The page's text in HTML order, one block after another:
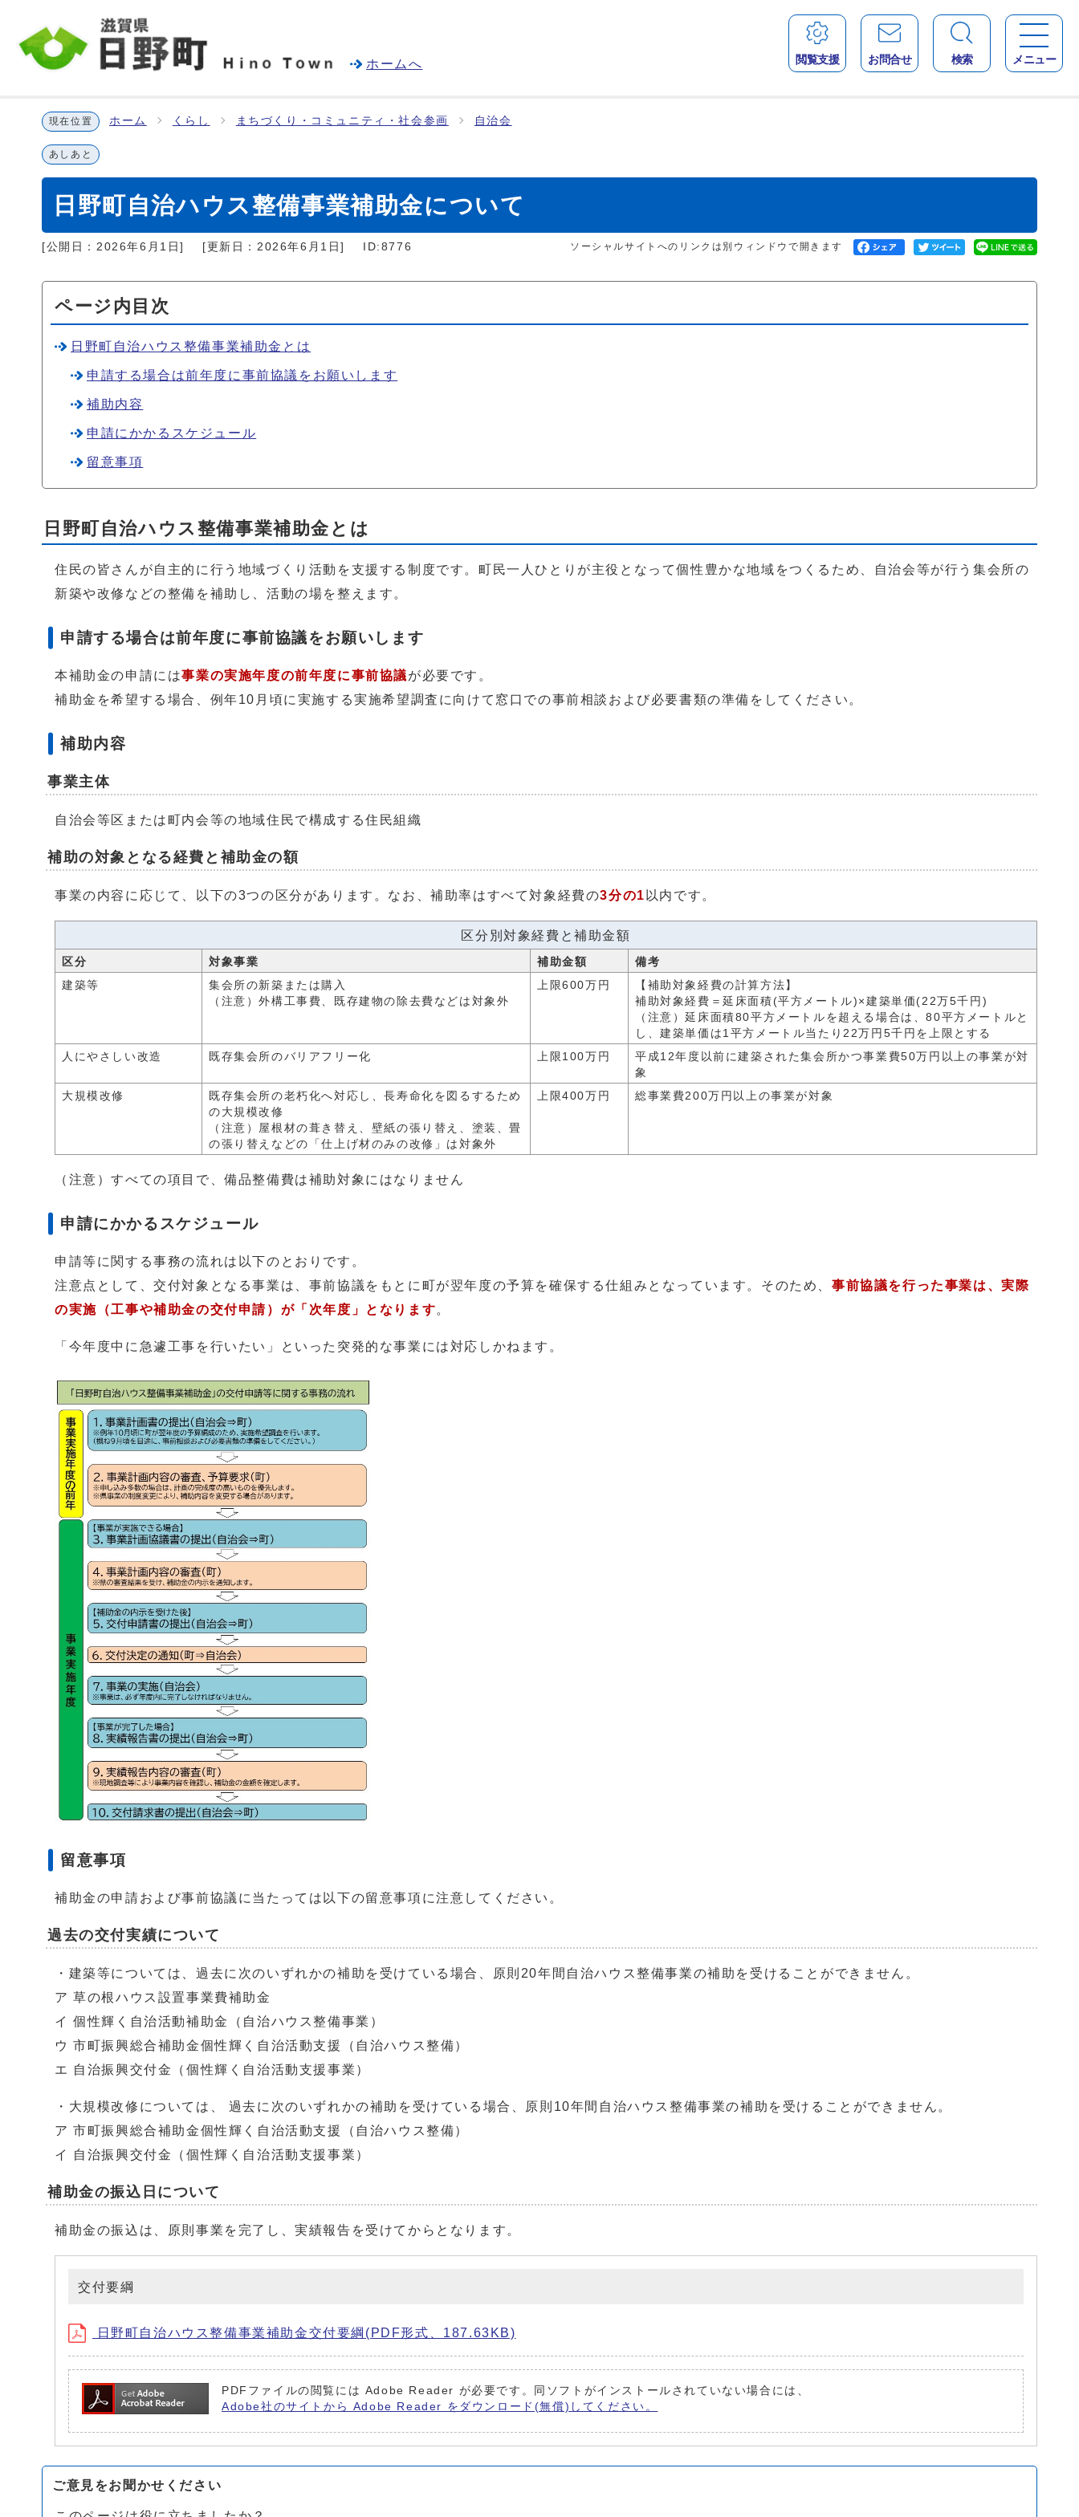
ホームへ 閲覧支援 お問合せ 検索 メニュー
現在位置 ホーム くらし まちづくり・コミュニティ・社会参画 自治会
あしあと
日野町自治ハウス整備事業補助金について
[公開日： 2026年6月1日] [更新日： 2026年6月1日] ID:8776 ソーシャルサイトへのリンクは別ウィンドウで開きます
ページ内目次
日野町自治ハウス整備事業補助金とは
申請する場合は前年度に事前協議をお願いします
補助内容
申請にかかるスケジュール
留意事項
日野町自治ハウス整備事業補助金とは
住民の皆さんが自主的に行う地域づくり活動を支援する制度です。町民一人ひとりが主役となって個性豊かな地域をつくるため、自治会等が行う集会所の
新築や改修などの整備を補助し、活動の場を整えます。
申請する場合は前年度に事前協議をお願いします
本補助金の申請には事業の実施年度の前年度に事前協議が必要です。
補助金を希望する場合、例年10月頃に実施する実施希望調査に向けて窓口での事前相談および必要書類の準備をしてください。
補助内容
事業主体
自治会等区または町内会等の地域住民で構成する住民組織
補助の対象となる経費と補助金の額
事業の内容に応じて、以下の3つの区分があります。なお、補助率はすべて対象経費の3分の1 以内です。
区分別対象経費と補助金額
区分 対象事業 補助金額
備考
建築等
集会所の新築または購入
（注意）外構工事費、既存建物の除去費などは対象外
上限600万円
【補助対象経費の計算方法】
補助対象経費＝延床面積(平方メートル)×建築単価(22万5千円)
（注意）延床面積80平方メートルを超える場合は、80平方メートルと
し、建築単価は1平方メートル当たり22万円5千円を上限とする
人にやさしい改造
既存集会所のバリアフリー化 上限100万円
平成12年度以前に建築された集会所かつ事業費50万円以上の事業が対
象
大規模改修
既存集会所の老朽化へ対応し、長寿命化を図るするため
の大規模改修
（注意）屋根材の葺き替え、壁紙の張り替え、塗装、畳
の張り替えなどの「仕上げ材のみの改修」は対象外
上限400万円 総事業費200万円以上の事業が対象
（注意）すべての項目で、備品整備費は補助対象にはなりません
申請にかかるスケジュール
申請等に関する事務の流れは以下のとおりです。
注意点として、交付対象となる事業は、事前協議をもとに町が翌年度の予算を確保する仕組みとなっています。そのため、事前協議を行った事業は、実際
の実施（工事や補助金の交付申請）が「次年度」となります。
「今年度中に急遽工事を行いたい」といった突発的な事業には対応しかねます。
留意事項
補助金の申請および事前協議に当たっては以下の留意事項に注意してください。
過去の交付実績について
・建築等については、過去に次のいずれかの補助を受けている場合、原則20年間自治ハウス整備事業の補助を受けることができません。
ア 草の根ハウス設置事業費補助金
イ 個性輝く自治活動補助金（自治ハウス整備事業）
ウ 市町振興総合補助金個性輝く自治活動支援（自治ハウス整備）
エ 自治振興交付金（個性輝く自治活動支援事業）
・大規模改修については、 過去に次のいずれかの補助を受けている場合、原則10年間自治ハウス整備事業の補助を受けることができません。
ア 市町振興総合補助金個性輝く自治活動支援（自治ハウス整備）
イ 自治振興交付金（個性輝く自治活動支援事業）
補助金の振込日について
補助金の振込は、原則事業を完了し、実績報告を受けてからとなります。
交付要綱
日野町自治ハウス整備事業補助金交付要綱(PDF形式、187.63KB)
PDFファイルの閲覧には Adobe Reader が必要です。同ソフトがインストールされていない場合には、
Adobe社のサイトから Adobe Reader をダウンロード(無償)してください。
ご意見をお聞かせください